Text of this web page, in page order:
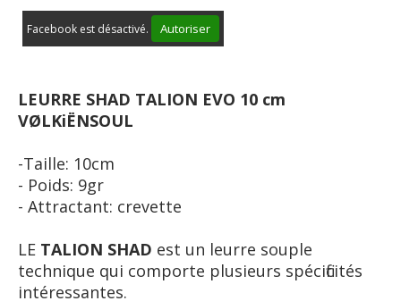
Facebook est désactivé. Autoriser
LEURRE SHAD TALION EVO 10 cm
VØLKiËNSOUL
- Taille: 10cm
- Poids: 9gr
- Attractant: crevette
LE TALION SHAD est un leurre souple
technique qui comporte plusieurs spécificités
intéressantes.